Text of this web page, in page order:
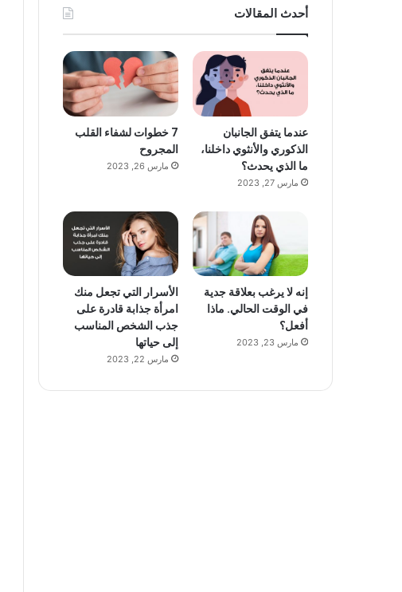
أحدث المقالات
عندما يتفق الجانبان
الذكوري والأنثوي داخلنا،
ما الذي يحدث؟
مارس 27, 2023
7 خطوات لشفاء القلب
المجروح
مارس 26, 2023
إنه لا يرغب بعلاقة جدية
في الوقت الحالي. ماذا
أفعل؟
مارس 23, 2023
الأسرار التي تجعل منك
امرأة جذابة قادرة على
جذب الشخص المناسب
إلى حياتها
مارس 22, 2023